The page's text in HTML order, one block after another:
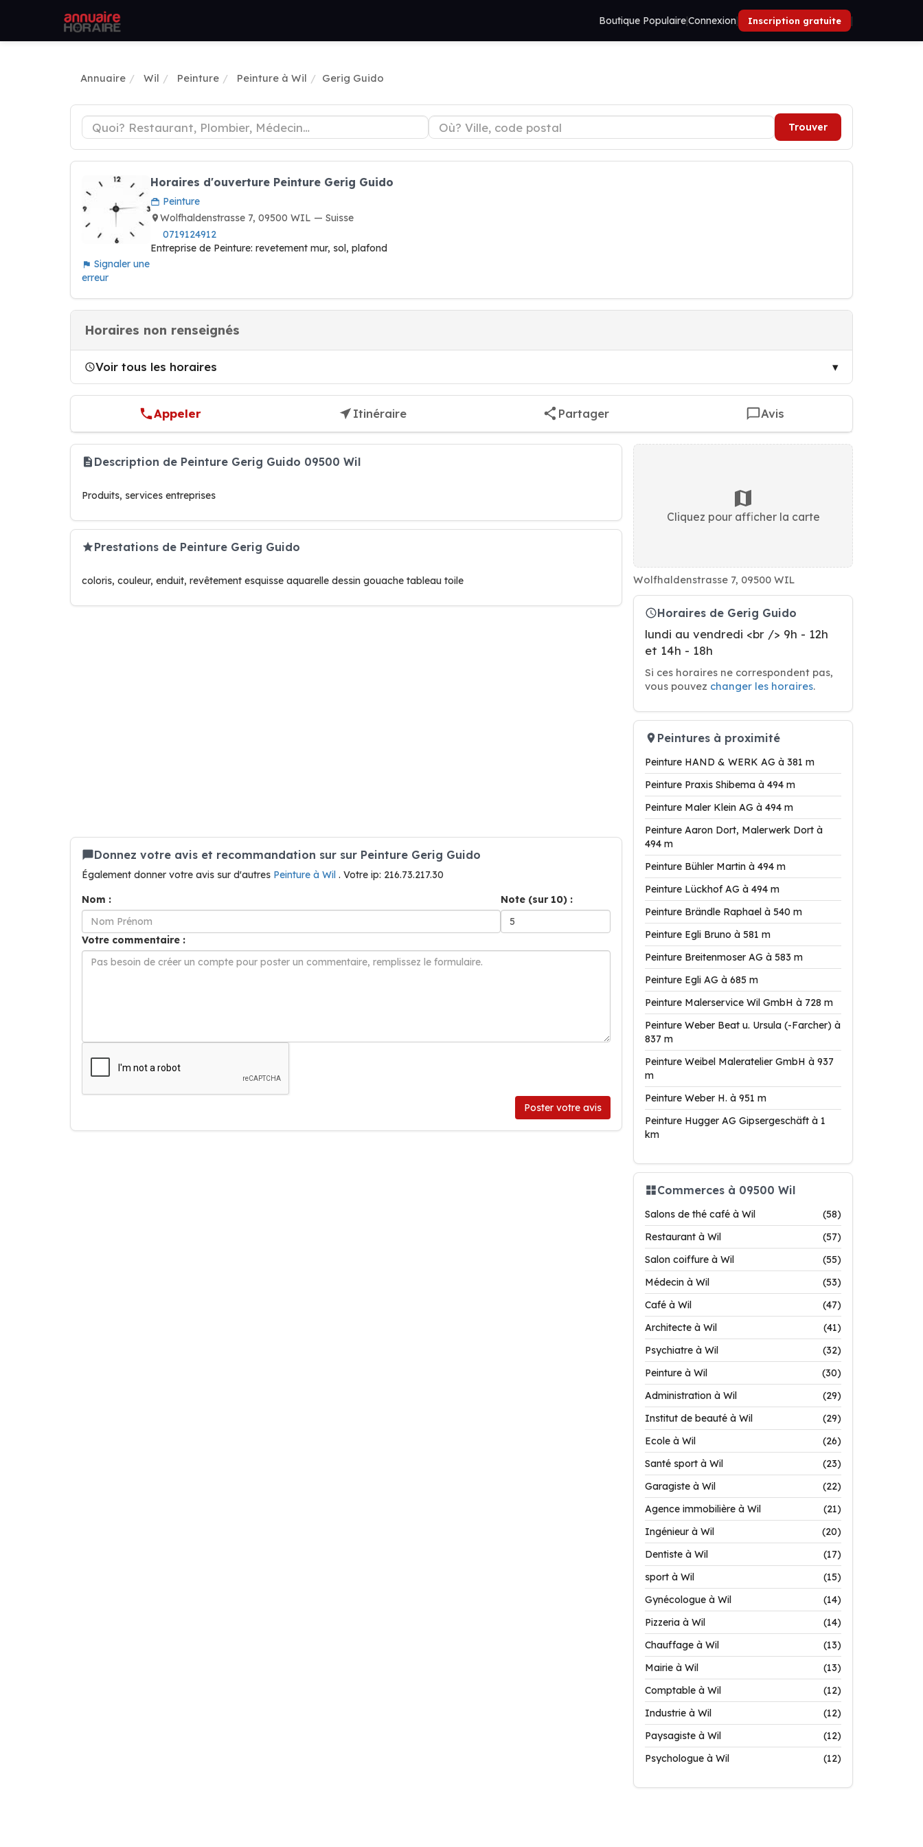
Boutique Populaire|Connexion| Inscription gratuite |
Annuaire Wil Peinture Peinture à Wil Gerig Guido
Trouver
Signaler une
erreur
Horaires d'ouverture Peinture Gerig Guido
Peinture
Wolfhaldenstrasse 7, 09500 WIL — Suisse
0719124912
Entreprise de Peinture: revetement mur, sol, plafond
Horaires non renseignés
Voir tous les horaires
Appeler Itinéraire Partager Avis
Description de Peinture Gerig Guido 09500 Wil
Produits, services entreprises
Prestations de Peinture Gerig Guido
coloris, couleur, enduit, revêtement esquisse aquarelle dessin gouache tableau toile
Donnez votre avis et recommandation sur sur Peinture Gerig Guido
Également donner votre avis sur d'autres Peinture à Wil . Votre ip: 216.73.217.30
Nom :
Note (sur 10) :
Votre commentaire :
Poster votre avis
Cliquez pour afficher la carte
Wolfhaldenstrasse 7, 09500 WIL
Horaires de Gerig Guido
lundi au vendredi <br /> 9h - 12h
et 14h - 18h
Si ces horaires ne correspondent pas,
vous pouvez changer les horaires.
Peintures à proximité
Peinture HAND & WERK AG à 381 m
Peinture Praxis Shibema à 494 m
Peinture Maler Klein AG à 494 m
Peinture Aaron Dort, Malerwerk Dort à
494 m
Peinture Bühler Martin à 494 m
Peinture Lückhof AG à 494 m
Peinture Brändle Raphael à 540 m
Peinture Egli Bruno à 581 m
Peinture Breitenmoser AG à 583 m
Peinture Egli AG à 685 m
Peinture Malerservice Wil GmbH à 728 m
Peinture Weber Beat u. Ursula (-Farcher) à
837 m
Peinture Weibel Maleratelier GmbH à 937
m
Peinture Weber H. à 951 m
Peinture Hugger AG Gipsergeschäft à 1
km
Commerces à 09500 Wil
Salons de thé café à Wil
(58)
Restaurant à Wil
(57)
Salon coiffure à Wil
(55)
Médecin à Wil
(53)
Café à Wil
(47)
Architecte à Wil
(41)
Psychiatre à Wil
(32)
Peinture à Wil
(30)
Administration à Wil
(29)
Institut de beauté à Wil
(29)
Ecole à Wil
(26)
Santé sport à Wil
(23)
Garagiste à Wil
(22)
Agence immobilière à Wil
(21)
Ingénieur à Wil
(20)
Dentiste à Wil
(17)
sport à Wil
(15)
Gynécologue à Wil
(14)
Pizzeria à Wil
(14)
Chauffage à Wil
(13)
Mairie à Wil
(13)
Comptable à Wil
(12)
Industrie à Wil
(12)
Paysagiste à Wil
(12)
Psychologue à Wil
(12)